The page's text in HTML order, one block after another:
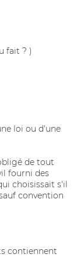
fait ? )
loi ou d'une
de tout
fourni des
choisissait s'il
convention
contiennent